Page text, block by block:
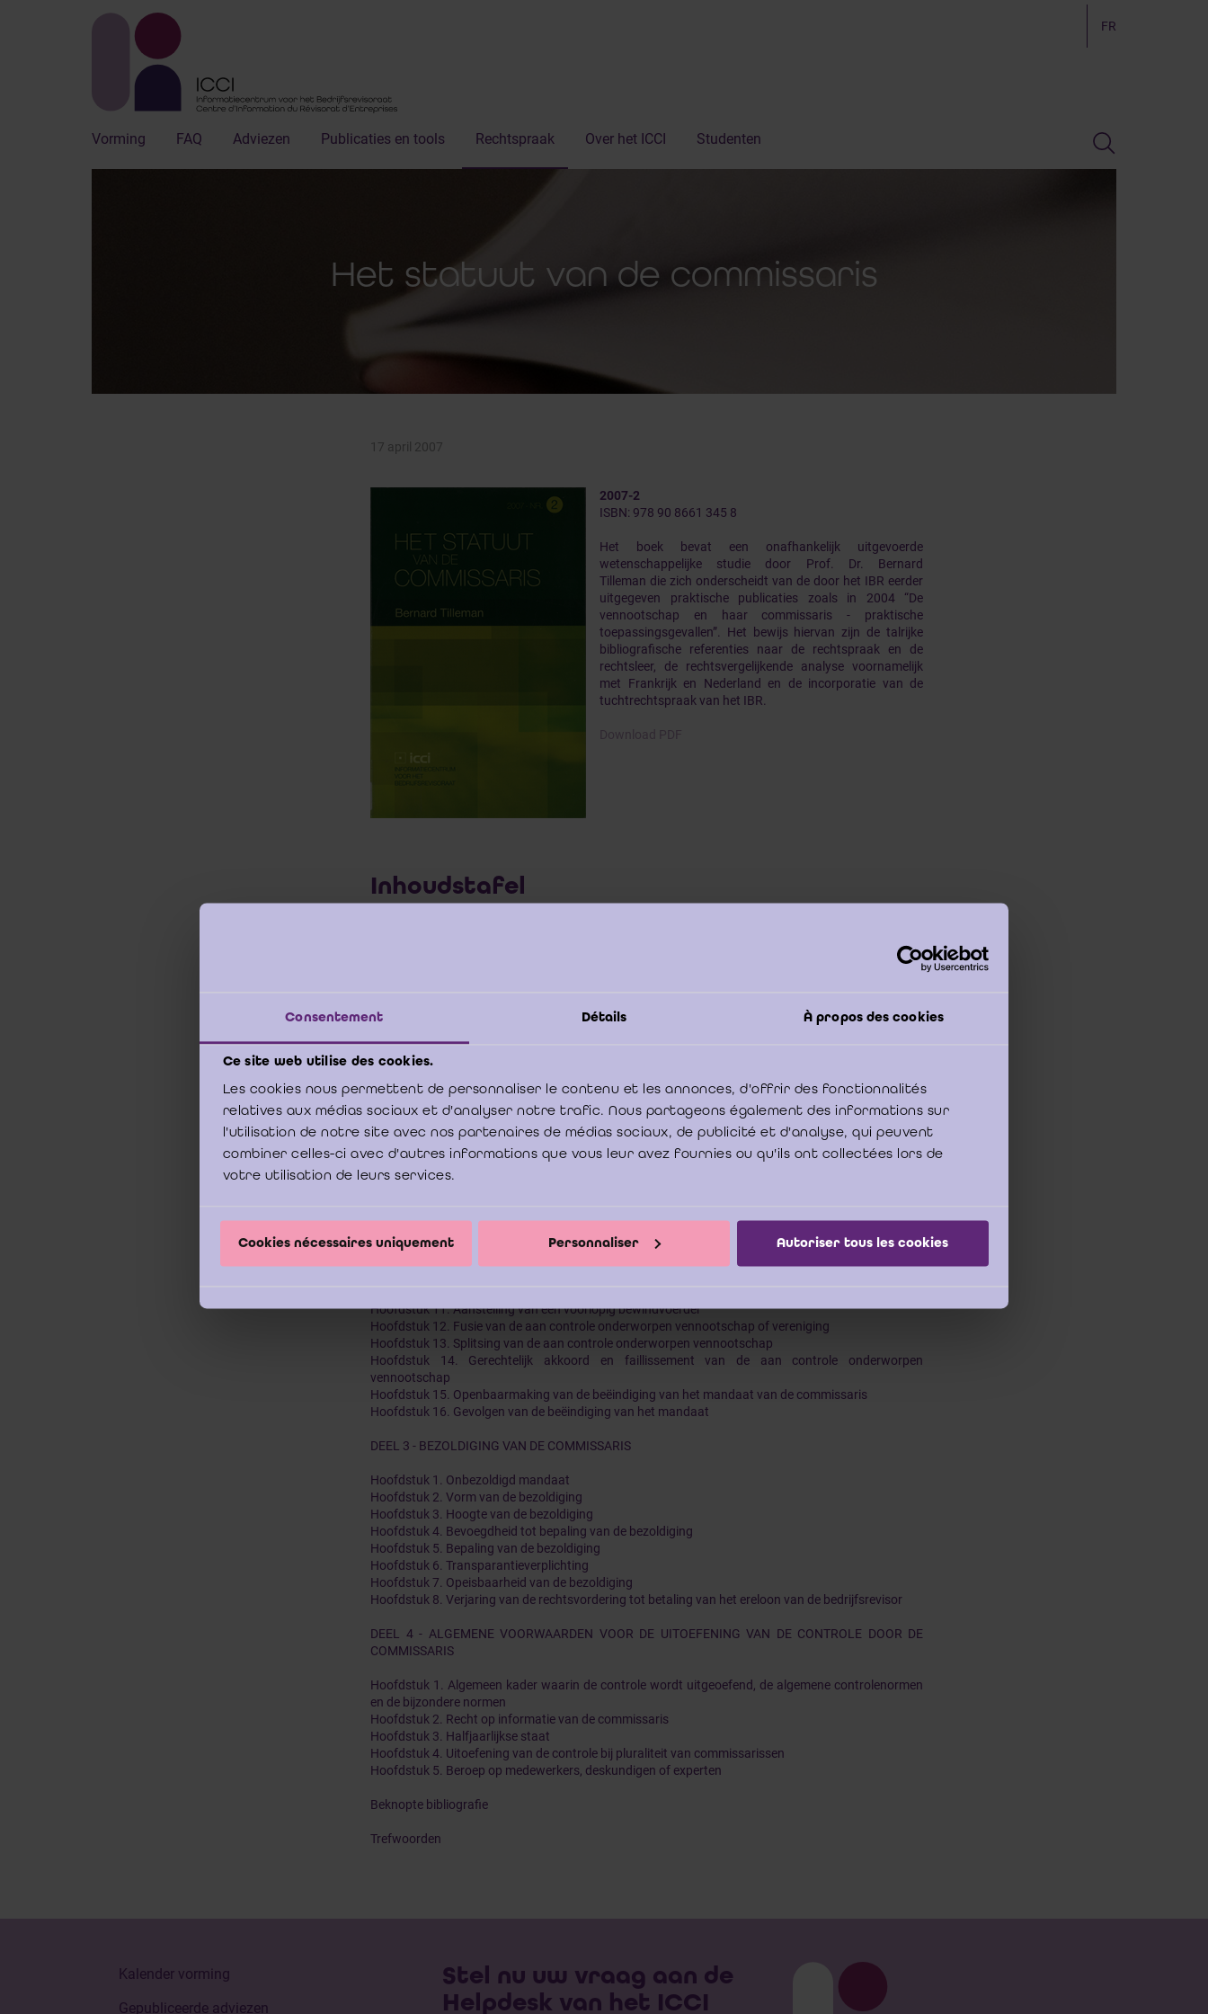
Consentement Détails À propos des cookies
Ce site web utilise des cookies.
Les cookies nous permettent de personnaliser le contenu et les annonces, d'offrir des fonctionnalités
relatives aux médias sociaux et d'analyser notre trafic. Nous partageons également des informations sur
l'utilisation de notre site avec nos partenaires de médias sociaux, de publicité et d'analyse, qui peuvent
combiner celles-ci avec d'autres informations que vous leur avez fournies ou qu'ils ont collectées lors de
votre utilisation de leurs services.
Cookies nécessaires uniquement Personnaliser Autoriser tous les cookies
FR
Vorming FAQ Adviezen Publicaties en tools Rechtspraak Over het ICCI Studenten
Het statuut van de commissaris
17 april 2007
2007-2
ISBN: 978 90 8661 345 8
Het boek bevat een onafhankelijk uitgevoerde
wetenschappelijke studie door Prof. Dr. Bernard
Tilleman die zich onderscheidt van de door het IBR eerder
uitgegeven praktische publicaties zoals in 2004 “De
vennootschap en haar commissaris - praktische
toepassingsgevallen”. Het bewijs hiervan zijn de talrijke
bibliografische referenties naar de rechtspraak en de
rechtsleer, de rechtsvergelijkende analyse voornamelijk
met Frankrijk en Nederland en de incorporatie van de
tuchtrechtspraak van het IBR.
Download PDF
Inhoudstafel
Hoofdstuk 4. Benoemingsprocedure
DEEL 2 - BEEINDIGINGSGRONDEN VAN HET MANDAAT VAN COMMISSARIS
Hoofdstuk 1. Rechtsgrond van de regels inzake beëindiging: de vraag naar de contractuele
kwalificatie van de verhouding tussen commissaris en vennootschap
Hoofdstuk 2. Toepassing van de vennootschappelijke regels inzake beëindiging van het mandaat
van de commissaris op de vaste vertegenwoordiger van een revisorenvennootschap
Hoofdstuk 3. Gedwongen ontslag
Hoofdstuk 6. Verstrijken van de duur van het mandaat
Hoofdstuk 7. Overlijden of ontbinding van de revisor(envennootschap)
Hoofdstuk 11. Aanstelling van een voorlopig bewindvoerder
Hoofdstuk 12. Fusie van de aan controle onderworpen vennootschap of vereniging
Hoofdstuk 13. Splitsing van de aan controle onderworpen vennootschap
Hoofdstuk 14. Gerechtelijk akkoord en faillissement van de aan controle onderworpen
vennootschap
Hoofdstuk 15. Openbaarmaking van de beëindiging van het mandaat van de commissaris
Hoofdstuk 16. Gevolgen van de beëindiging van het mandaat
DEEL 3 - BEZOLDIGING VAN DE COMMISSARIS
Hoofdstuk 1. Onbezoldigd mandaat
Hoofdstuk 2. Vorm van de bezoldiging
Hoofdstuk 3. Hoogte van de bezoldiging
Hoofdstuk 4. Bevoegdheid tot bepaling van de bezoldiging
Hoofdstuk 5. Bepaling van de bezoldiging
Hoofdstuk 6. Transparantieverplichting
Hoofdstuk 7. Opeisbaarheid van de bezoldiging
Hoofdstuk 8. Verjaring van de rechtsvordering tot betaling van het ereloon van de bedrijfsrevisor
DEEL 4 - ALGEMENE VOORWAARDEN VOOR DE UITOEFENING VAN DE CONTROLE DOOR DE
COMMISSARIS
Hoofdstuk 1. Algemeen kader waarin de controle wordt uitgeoefend, de algemene controlenormen
en de bijzondere normen
Hoofdstuk 2. Recht op informatie van de commissaris
Hoofdstuk 3. Halfjaarlijkse staat
Hoofdstuk 4. Uitoefening van de controle bij pluraliteit van commissarissen
Hoofdstuk 5. Beroep op medewerkers, deskundigen of experten
Beknopte bibliografie
Trefwoorden
Kalender vorming
Gepubliceerde adviezen
Stel nu uw vraag aan de
Helpdesk van het ICCI